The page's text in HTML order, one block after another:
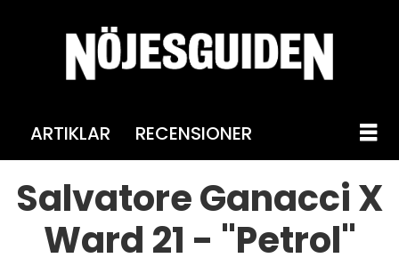
ARTIKLAR RECENSIONER
Salvatore Ganacci X
Ward 21 - "Petrol"